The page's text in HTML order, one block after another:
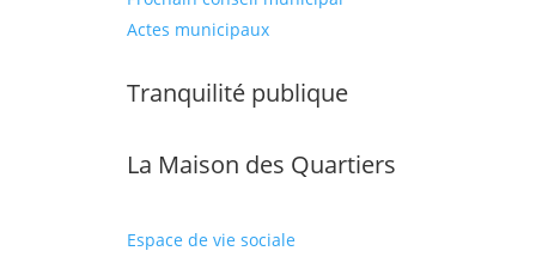
Actes municipaux
Tranquilité publique
La Maison des Quartiers
Espace de vie sociale